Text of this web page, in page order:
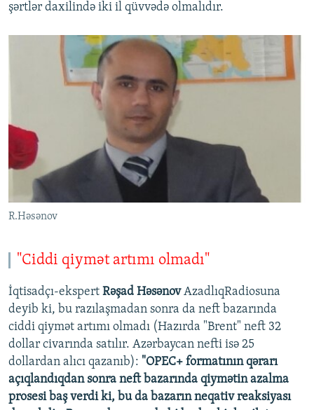
şərtlər daxilində iki il qüvvədə olmalıdır.
R.Həsənov
"Ciddi qiymət artımı olmadı"
İqtisadçı-ekspert Rəşad HəsənovAzadlıqRadiosuna
deyib ki, bu razılaşmadan sonra da neft bazarında
ciddi qiymət artımı olmadı (Hazırda "Brent" neft 32
dollar civarında satılır. Azərbaycan nefti isə 25
dollardan alıcı qazanıb): "OPEC+ formatının qərarı
açıqlandıqdan sonra neft bazarında qiymətin azalma
prosesi baş verdi ki, bu da bazarın neqativ reaksiyası